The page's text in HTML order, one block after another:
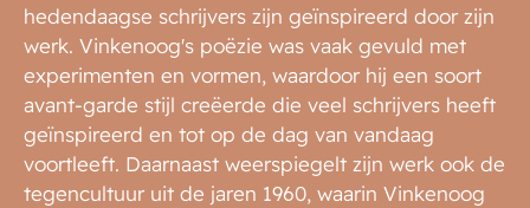
hedendaagse schrijvers zijn geïnspireerd door zijn
werk. Vinkenoog's poëzie was vaak gevuld met
experimenten en vormen, waardoor hij een soort
avant-garde stijl creëerde die veel schrijvers heeft
geïnspireerd en tot op de dag van vandaag
voortleeft. Daarnaast weerspiegelt zijn werk ook de
tegencultuur uit de jaren 1960, waarin Vinkenoog